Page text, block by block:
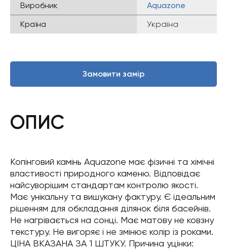
Виробник
Aquazone
Країна
Україна
Замовити замір
ОПИС
Копінговий камінь Aquazone має фізичні та хімічні
властивості природного каменю. Відповідає
найсуворішим стандартам контролю якості.
Має унікальну та вишукану фактуру. Є ідеальним
рішенням для обкладання ділянок біля басейнів.
Не нагрівається на сонці. Має матову не ковзну
текстуру. Не вигоряє і не змінює колір із роками.
ЦІНА ВКАЗАНА ЗА 1 ШТУКУ. Причина уцінки: